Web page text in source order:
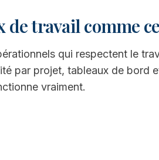
de travail comme
qui respectent le
par projet, tableaux de bord
vraiment.